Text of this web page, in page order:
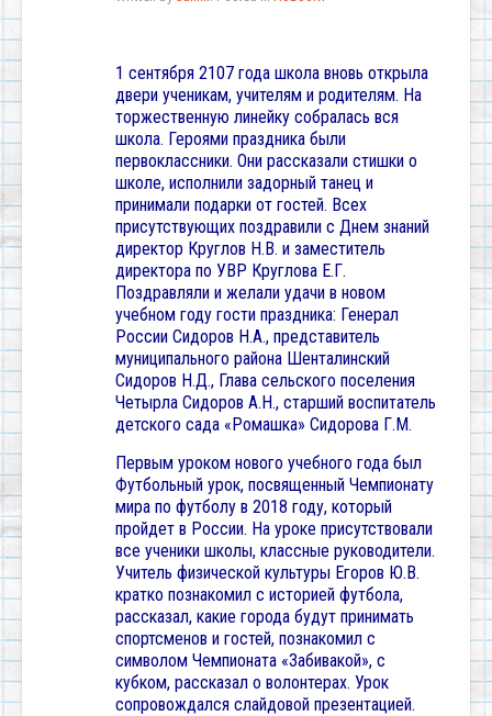
1 сентября 2107 года школа вновь открыла
двери ученикам, учителям и родителям. На
торжественную линейку собралась вся
школа. Героями праздника были
первоклассники. Они рассказали стишки о
школе, исполнили задорный танец и
принимали подарки от гостей. Всех
присутствующих поздравили с Днем знаний
директор Круглов Н.В. и заместитель
директора по УВР Круглова Е.Г.
Поздравляли и желали удачи в новом
учебном году гости праздника: Генерал
России Сидоров Н.А., представитель
муниципального района Шенталинский
Сидоров Н.Д., Глава сельского поселения
Четырла Сидоров А.Н., старший воспитатель
детского сада «Ромашка» Сидорова Г.М.
Первым уроком нового учебного года был
Футбольный урок, посвященный Чемпионату
мира по футболу в 2018 году, который
пройдет в России. На уроке присутствовали
все ученики школы, классные руководители.
Учитель физической культуры Егоров Ю.В.
кратко познакомил с историей футбола,
рассказал, какие города будут принимать
спортсменов и гостей, познакомил с
символом Чемпионата «Забивакой», с
кубком, рассказал о волонтерах. Урок
сопровождался слайдовой презентацией.